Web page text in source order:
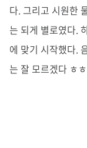
다. 그리고 시원한
는 되게 별로였다.
에 맞기 시작했다.
는 잘 모르겠다 ㅎㅎ